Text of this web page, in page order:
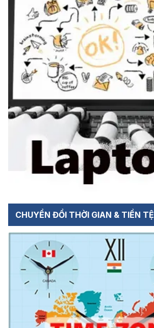
CHUYỂN ĐỔI THỜI GIAN & TIỀN TỆ